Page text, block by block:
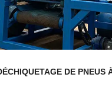
DE PNEUS